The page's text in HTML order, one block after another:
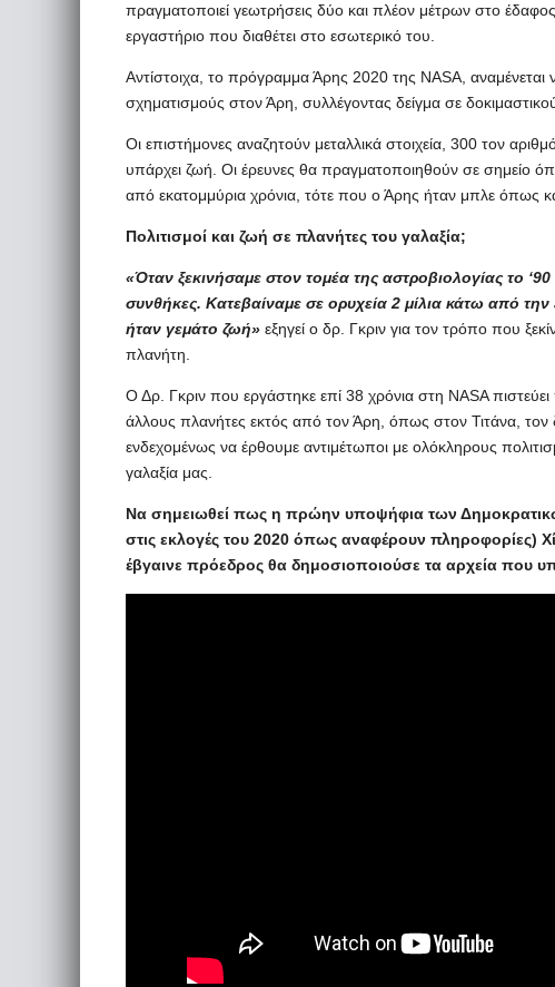
πραγματοποιεί γεωτρήσεις δύο και πλέον μέτρων στο
εργαστήριο που διαθέτει στο εσωτερικό του.
Αντίστοιχα, το πρόγραμμα Άρης 2020 της NASA,
σχηματισμούς στον Άρη, συλλέγοντας δείγμα σε
Οι επιστήμονες αναζητούν μεταλλικά στοιχεία, 300 τον
υπάρχει ζωή. Οι έρευνες θα πραγματοποιηθούν σε σημείο
από εκατομμύρια χρόνια, τότε που ο Άρης ήταν μπλε όπως
Πολιτισμοί και ζωή σε πλανήτες του γαλαξία;
«Όταν ξεκινήσαμε στον τομέα της αστροβιολογίας το
συνθήκες. Κατεβαίναμε σε ορυχεία 2 μίλια κάτω από
ήταν γεμάτο ζωή» εξηγεί ο δρ. Γκριν για τον τρόπο που
πλανήτη.
Ο Δρ. Γκριν που εργάστηκε επί 38 χρόνια στη NASA
άλλους πλανήτες εκτός από τον Άρη, όπως στον Τιτάνα,
ενδεχομένως να έρθουμε αντιμέτωποι με ολόκληρους
γαλαξία μας.
Να σημειωθεί πως η πρώην υποψήφια των
στις εκλογές του 2020 όπως αναφέρουν πληροφορίες)
έβγαινε πρόεδρος θα δημοσιοποιούσε τα αρχεία που